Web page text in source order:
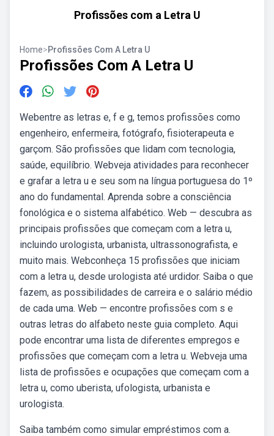
Profissões com a Letra U
Home>Profissões Com A Letra U
Profissões Com A Letra U
Webentre as letras e, f e g, temos profissões como
engenheiro, enfermeira, fotógrafo, fisioterapeuta e
garçom. São profissões que lidam com tecnologia,
saúde, equilíbrio. Webveja atividades para reconhecer
e grafar a letra u e seu som na língua portuguesa do 1º
ano do fundamental. Aprenda sobre a consciência
fonológica e o sistema alfabético. Web — descubra as
principais profissões que começam com a letra u,
incluindo urologista, urbanista, ultrassonografista, e
muito mais. Webconheça 15 profissões que iniciam
com a letra u, desde urologista até urdidor. Saiba o que
fazem, as possibilidades de carreira e o salário médio
de cada uma. Web — encontre profissões com s e
outras letras do alfabeto neste guia completo. Aqui
pode encontrar uma lista de diferentes empregos e
profissões que começam com a letra u. Webveja uma
lista de profissões e ocupações que começam com a
letra u, como uberista, ufologista, urbanista e
urologista.
Saiba também como simular empréstimos com a.